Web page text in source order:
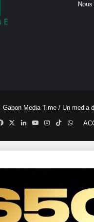
Gabon Media Time / Un media
Facebook
X LinkedinYouTubeInstagram
TikTok